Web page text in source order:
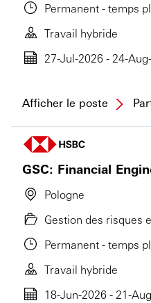
Permanent - temps
Travail hybride
27-Jul-2026 - 24-
Afficher le poste
GSC: Financial
Pologne
Gestion des risques
Permanent - temps
Travail hybride
18-Jun-2026 - 21-